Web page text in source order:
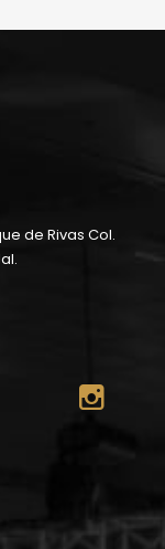
de Rivas Col.